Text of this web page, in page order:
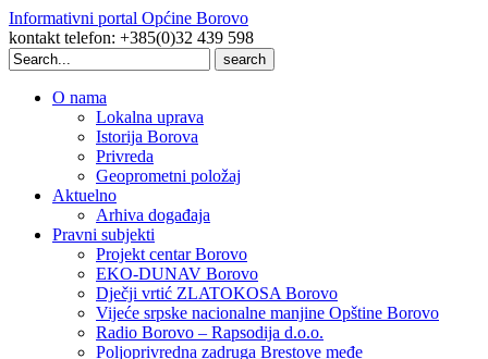
Informativni portal Općine Borovo
kontakt telefon: +385(0)32 439 598
Search
for:
O nama
Lokalna uprava
Istorija Borova
Privreda
Geoprometni položaj
Aktuelno
Arhiva događaja
Pravni subjekti
Projekt centar Borovo
EKO-DUNAV Borovo
Dječji vrtić ZLATOKOSA Borovo
Vijeće srpske nacionalne manjine Opštine Borovo
Radio Borovo – Rapsodija d.o.o.
Poljoprivredna zadruga Brestove međe